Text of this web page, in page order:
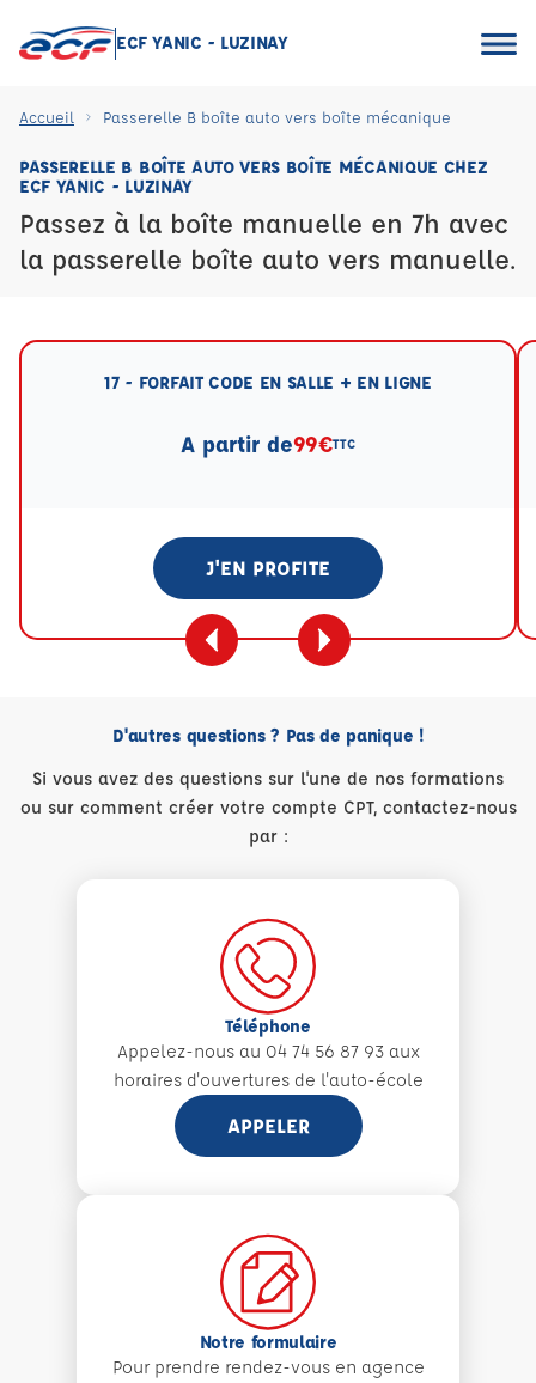
ECF YANIC - LUZINAY
Accueil Passerelle B boîte auto vers boîte mécanique
PASSERELLE B BOÎTE AUTO VERS BOÎTE MÉCANIQUE CHEZ
ECF YANIC - LUZINAY
Passez à la boîte manuelle en 7h avec
la passerelle boîte auto vers manuelle.
17 - FORFAIT CODE EN SALLE + EN LIGNE
A partir de99€TTC
J'EN PROFITE
D'autres questions ? Pas de panique !
Si vous avez des questions sur l'une de nos formations
ou sur comment créer votre compte CPT, contactez-nous
par :
Téléphone
Appelez-nous au 04 74 56 87 93 aux
horaires d'ouvertures de l'auto-école
APPELER
Notre formulaire
Pour prendre rendez-vous en agence